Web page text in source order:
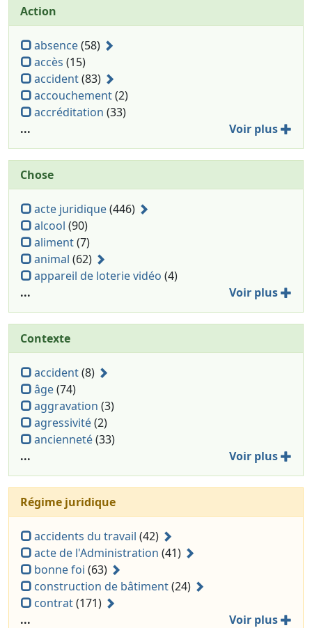
Action
absence(58)
accès (15)
accident(83)
accouchement(2)
accréditation (33)
...
Voir plus
Chose
acte juridique(446)
alcool (90)
aliment(7)
animal (62)
appareil de loterie vidéo (4)
...
Voir plus
Contexte
accident(8)
âge(74)
aggravation (3)
agressivité(2)
ancienneté(33)
...
Voir plus
Régime juridique
accidents du travail (42)
acte de l'Administration (41)
bonne foi (63)
construction de bâtiment(24)
contrat(171)
...
Voir plus